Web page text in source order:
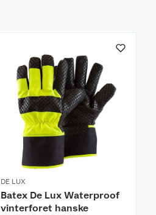
DE LUX
Batex De Lux Waterproof
vinterforet hanske